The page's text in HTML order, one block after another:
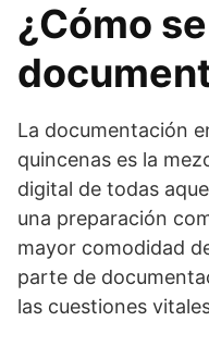
¿Cómo
La documentación
quincenas es la
digital de todas
una preparación
mayor comodidad
parte de
las cuestiones